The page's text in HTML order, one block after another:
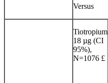
Versus
Tiotropium
18 µg (CI
95%),
N=1076 £